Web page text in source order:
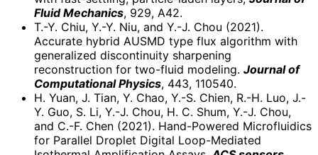
Fluid Mechanics, 929, A42.
T.-Y. Chiu, Y.-Y. Niu, and Y.-J. Chou (2021).
Accurate hybrid AUSMD type flux algorithm with
generalized discontinuity sharpening
reconstruction for two-fluid modeling. Journal of
Computational Physics, 443, 110540.
H. Yuan, J. Tian, Y. Chao, Y.-S. Chien, R.-H. Luo, J.-
Y. Guo, S. Li, Y.-J. Chou, H. C. Shum, Y.-J. Chou,
and C.-F. Chen (2021). Hand-Powered Microfluidics
for Parallel Droplet Digital Loop-Mediated